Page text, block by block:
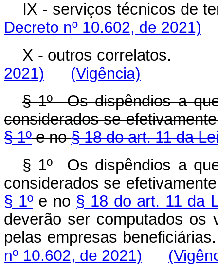
IX - serviços técnicos de
Decreto nº 10.602, de 2021)
X - outros correlatos.
2021)
(Vigência)
§ 1º Os dispêndios a
considerados se
§ 1ºe no§ 18 do art. 11 da
§ 1º Os dispêndios a
considerados se
§ 1ºe no § 18 do art. 11 da
deverão ser computados os
pelas empresas beneficiárias.
nº 10.602, de 2021)